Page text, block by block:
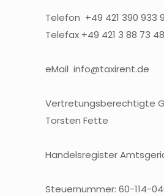
Telefon +49 421 390 933 9
Telefax +49 421 3 88 73 48
eMail info@taxirent.de
Vertretungsberechtigte
Torsten Fette
Handelsregister
Steuernummer: 60-114-